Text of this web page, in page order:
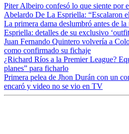
Piter Albeiro confesó lo que siente por
Abelardo De La Espriella: “Escalaron
La primera dama deslumbró antes de
Espriella: detalles de su exclusivo
Juan Fernando Quintero volvería a
como confirmado su fichaje
¿Richard Ríos a la Premier League?
planes” para ficharlo
Primera pelea de Jhon Durán con un
encaró y video no se vio en TV